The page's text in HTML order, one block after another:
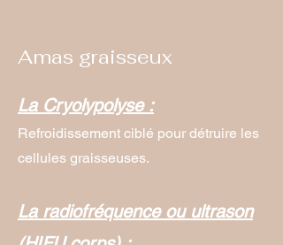
Amas graisseux
La Cryolypolyse :
Refroidissement ciblé pour détruire les
cellules graisseuses.
La radiofréquence ou ultrason